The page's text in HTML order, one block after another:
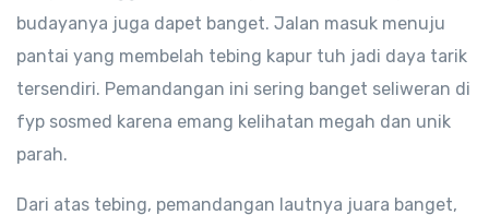
budayanya juga dapet banget. Jalan masuk menuju
pantai yang membelah tebing kapur tuh jadi daya tarik
tersendiri. Pemandangan ini sering banget seliweran di
fyp sosmed karena emang kelihatan megah dan unik
parah.
Dari atas tebing, pemandangan lautnya juara banget,